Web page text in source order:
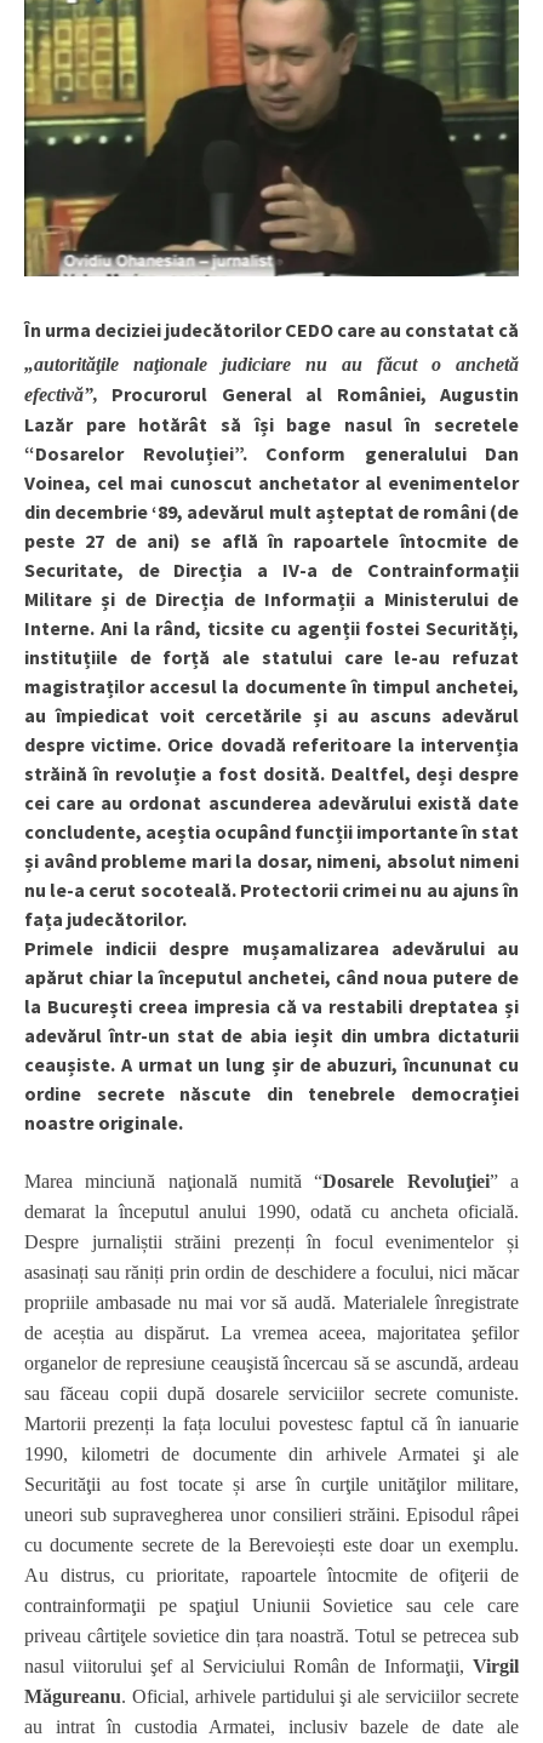
În urma deciziei judecătorilor CEDO care au constatat că
„autorităţile naţionale judiciare nu au făcut o anchetă
efectivă”,
Procurorul General al României, Augustin
Lazăr pare hotărât să își bage nasul în secretele
“Dosarelor Revoluției”. Conform generalului Dan
Voinea, cel mai cunoscut anchetator al evenimentelor
din decembrie‘89, adevărul mult așteptat de români (de
peste 27 de ani) se află în rapoartele întocmite de
Securitate, de Direcția a IV-a de Contrainformații
Militare și de Direcția de Informații a Ministerului de
Interne. Ani la rând, ticsite cu agenții fostei Securități,
instituțiile de forță ale statului care le-au refuzat
magistraților accesul la documente în timpul anchetei,
au împiedicat voit cercetările și au ascuns adevărul
despre victime. Orice dovadă referitoare la intervenția
străină în revoluție a fost dosită. Dealtfel, deși despre
cei care au ordonat ascunderea adevărului există date
concludente, aceștia ocupând funcții importante în stat
și având probleme mari la dosar, nimeni, absolut nimeni
nu le-a cerut socoteală. Protectorii crimei nu au ajuns în
fața judecătorilor.
Primele indicii despre mușamalizarea adevărului au
apărut chiar la începutul anchetei, când noua putere de
la București creea impresia că va restabili dreptatea și
adevărul într-un stat de abia ieșit din umbra dictaturii
ceaușiste. A urmat un lung șir de abuzuri, încununat cu
ordine secrete născute din tenebrele democrației
noastre originale.
Marea minciună naţională numită“Dosarele Revoluţiei” a
demarat la începutul anului 1990, odată cu ancheta oficială.
Despre jurnaliștii străini prezenți în focul evenimentelor și
asasinați sau răniți prin ordin de deschidere a focului, nici măcar
propriile ambasade nu mai vor să audă. Materialele înregistrate
de aceștia au dispărut. La vremea aceea, majoritatea şefilor
organelor de represiune ceauşistă încercau să se ascundă, ardeau
sau făceau copii după dosarele serviciilor secrete comuniste.
Martorii prezenți la fața locului povestesc faptul că în ianuarie
1990, kilometri de documente din arhivele Armatei şi ale
Securităţii au fost tocate și arse în curţile unităţilor militare,
uneori sub supravegherea unor consilieri străini. Episodul râpei
cu documente secrete de la Berevoiești este doar un exemplu.
Au distrus, cu prioritate, rapoartele întocmite de ofiţerii de
contrainformaţii pe spaţiul Uniunii Sovietice sau cele care
priveau cârtiţele sovietice din țara noastră. Totul se petrecea sub
nasul viitorului şef al Serviciului Român de Informaţii, Virgil
Măgureanu. Oficial, arhivele partidului şi ale serviciilor secrete
au intrat în custodia Armatei, inclusiv bazele de date ale